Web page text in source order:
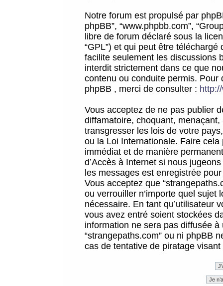
Notre forum est propulsé par
phpBB”, “www.phpbb.com”,
libre de forum déclaré sous la
“GPL”) et qui peut être téléchargé
facilite seulement les discussions
interdit strictement dans ce que
contenu ou conduite permis.
phpBB , merci de consulter :
Vous acceptez de ne pas publier
diffamatoire, choquant,
transgresser les lois de votre
ou la Loi Internationale. Faire
immédiat et de manière
d’Accès à Internet si nous
les messages est enregistrée
Vous acceptez que
ou verrouiller n’importe quel sujet
nécessaire. En tant qu’utilisateur
vous avez entré soient stockées
information ne sera pas diffusée
“strangepaths.com” ou ni phpBB
cas de tentative de piratage